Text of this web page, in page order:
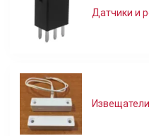
Датчики и